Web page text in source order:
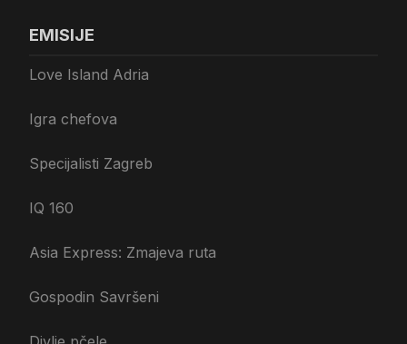
EMISIJE
Love Island Adria
Igra chefova
Specijalisti Zagreb
IQ 160
Asia Express: Zmajeva ruta
Gospodin Savršeni